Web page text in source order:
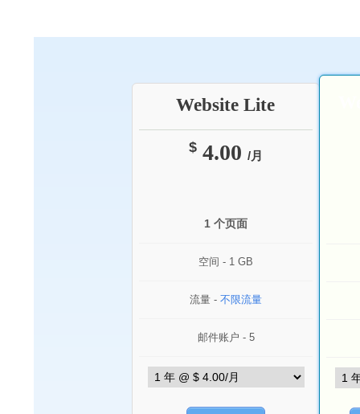
Website Lite
$ 4.00 /月
1 个页面
空间 - 1 GB
流量 - 不限流量
邮件账户 - 5